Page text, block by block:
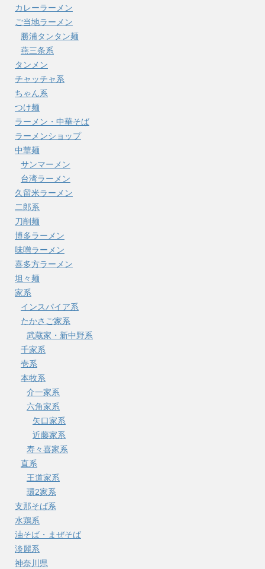
カレーラーメン
ご当地ラーメン
勝浦タンタン麺
燕三条系
タンメン
チャッチャ系
ちゃん系
つけ麺
ラーメン・中華そば
ラーメンショップ
中華麺
サンマーメン
台湾ラーメン
久留米ラーメン
二郎系
刀削麺
博多ラーメン
味噌ラーメン
喜多方ラーメン
坦々麺
家系
インスパイア系
たかさご家系
武蔵家・新中野系
千家系
壱系
本牧系
介一家系
六角家系
矢口家系
近藤家系
寿々喜家系
直系
王道家系
環2家系
支那そば系
水鶏系
油そば・まぜそば
淡麗系
神奈川県